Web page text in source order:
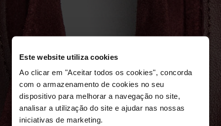
Este website utiliza cookies
Ao clicar em "Aceitar todos os cookies", concorda
com o armazenamento de cookies no seu
dispositivo para melhorar a navegação no site,
analisar a utilização do site e ajudar nas nossas
iniciativas de marketing.